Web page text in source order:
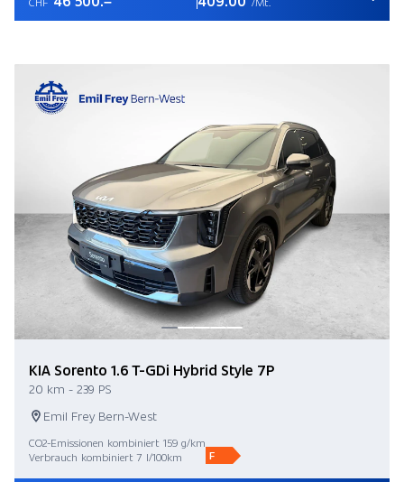
KIA Sorento 1.6 T-GDi Hybrid Style 7P
20 km - 239 PS
Emil Frey Bern-West
CO2-Emissionen kombiniert 159 g/km
Verbrauch kombiniert 7 l/100km
F